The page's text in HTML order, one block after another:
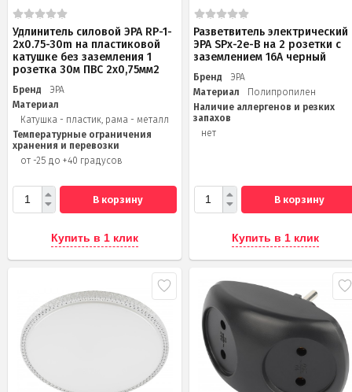
Удлинитель силовой ЭРА RP-1-
2x0.75-30m на пластиковой
катушке без заземления 1
розетка 30м ПВС 2х0,75мм2
Бренд
ЭРА
Материал
Катушка - пластик, рама - металл
Температурные ограничения
хранения и перевозки
от -25 до +40 градусов
В корзину
Купить в 1 клик
Разветвитель электрический
ЭРА SPx-2e-B на 2 розетки с
заземлением 16А черный
Бренд
ЭРА
Материал
Полипропилен
Наличие аллергенов и резких
запахов
нет
В корзину
Купить в 1 клик